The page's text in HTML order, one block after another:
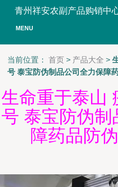
青州祥安农副产品购销中
MENU
当前位置： 首页 > 产品大全 >
号 泰宝防伪制品公司全力保障
生命重于泰山
号 泰宝防伪制
障药品防